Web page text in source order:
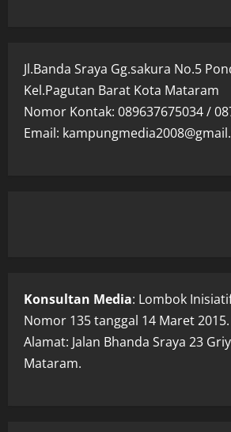
Jl.Banda Sraya Gg.sakura No.5
Kel.Pagutan Barat Kota Mataram
Nomor Kontak: 089637675034 /
Email:
Konsultan Media: Lombok
Nomor 135 tanggal 14 Maret 2015.
Alamat: Jalan Bhanda Sraya 23
Mataram.